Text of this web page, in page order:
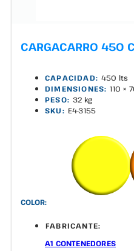
CARGACARRO 450
CAPACIDAD: 450 lts
DIMENSIONES: 110 ×
PESO: 32 kg
SKU: E4-3155
COLOR:
FABRICANTE:
A1 CONTENEDORES